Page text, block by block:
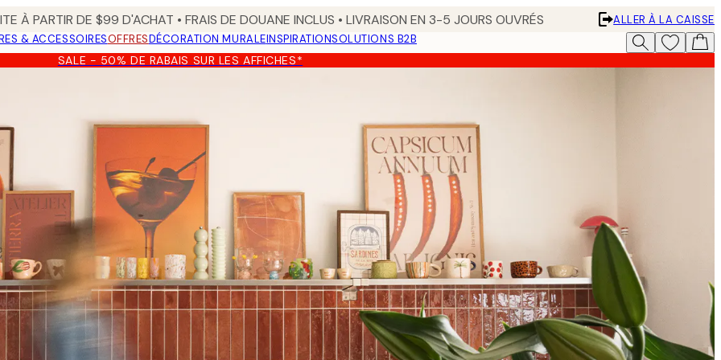
À PARTIR DE $99 D'ACHAT • FRAIS DE DOUANE INCLUS • LIVRAISON EN 3-5 JOURS OUVRÉS
ALLER À LA CAISSE
& ACCESSOIRESOFFRESDÉCORATION MURALEINSPIRATIONSOLUTIONS B2B
SALE - 50% DE RABAIS SUR LES AFFICHES*